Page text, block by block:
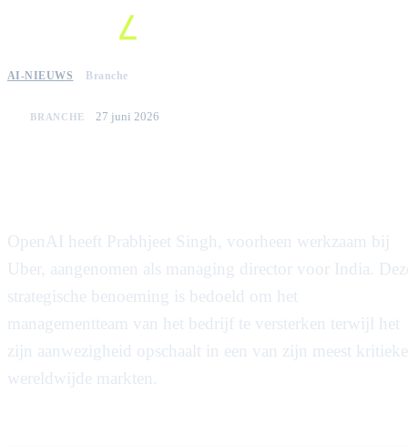
AI-NIEUWS Branche
BRANCHE 27 juni 2026
OpenAI heeft Prabhjeet Singh, voorheen werkzaam bij
Uber, aangenomen als managing director voor India.
strategische benoeming is bedoeld om het
managementteam van het bedrijf te versterken terwijl het
zijn aanwezigheid opschaalt in een van zijn meest kritieke
wereldwijde markten.